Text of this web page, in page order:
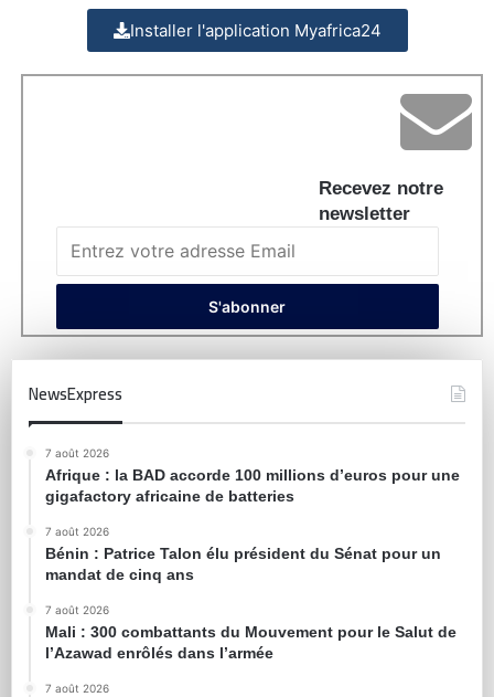
Installer l'application Myafrica24
Recevez notre
newsletter
NewsExpress
7 août 2026
Afrique : la BAD accorde 100 millions d’euros pour une
gigafactory africaine de batteries
7 août 2026
Bénin : Patrice Talon élu président du Sénat pour un
mandat de cinq ans
7 août 2026
Mali : 300 combattants du Mouvement pour le Salut de
l’Azawad enrôlés dans l’armée
7 août 2026